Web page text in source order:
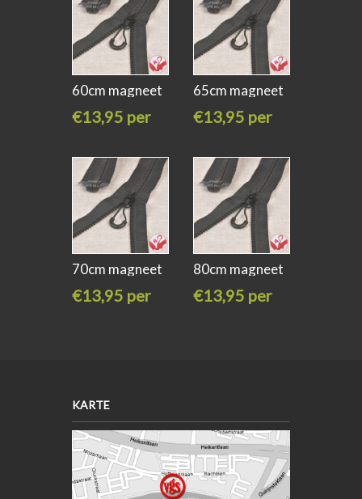
60cm magneet
€13,95 per
65cm magneet
€13,95 per
70cm magneet
€13,95 per
80cm magneet
€13,95 per
KARTE